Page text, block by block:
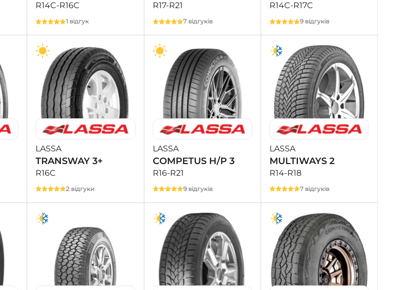
R14C-R16C
1 відгук
R17-R21
7 відгуків
R14C-R17C
9 відгуків
LASSA
TRANSWAY 3+
R16C
2 відгуки
LASSA
COMPETUS H/P 3
R16-R21
9 відгуків
LASSA
MULTIWAYS 2
R14-R18
7 відгуків